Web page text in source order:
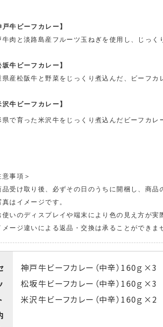
戸牛ビーフカレー】
牛肉と淡路島産フルーツ玉ねぎを使用し、じっく
坂牛ビーフカレー】
県産松阪牛と野菜をじっくり煮込んだ、ビーフカ
沢牛ビーフカレー】
県で育った米沢牛をじっくり煮込んだビーフカレ
意事項＞
品受け取り後、必ずその日のうちに開梱し、商品
真はイメージです。
使いのディスプレイや端末により色の見え方が
ージ違いによる返品・交換は承ることができま
神戸牛ビーフカレー（中辛）160ｇ×3
松坂牛ビーフカレー（中辛）160ｇ×3
米沢牛ビーフカレー（中辛）160ｇ×2